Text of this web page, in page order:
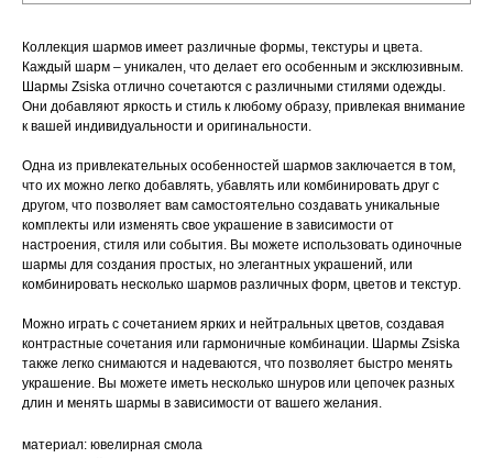
Коллекция шармов имеет различные формы, текстуры и цвета.
Каждый шарм – уникален, что делает его особенным и эксклюзивным.
Шармы Zsiska отлично сочетаются с различными стилями одежды.
Они добавляют яркость и стиль к любому образу, привлекая внимание
к вашей индивидуальности и оригинальности.
Одна из привлекательных особенностей шармов заключается в том,
что их можно легко добавлять, убавлять или комбинировать друг с
другом, что позволяет вам самостоятельно создавать уникальные
комплекты или изменять свое украшение в зависимости от
настроения, стиля или события. Вы можете использовать одиночные
шармы для создания простых, но элегантных украшений, или
комбинировать несколько шармов различных форм, цветов и текстур.
Можно играть с сочетанием ярких и нейтральных цветов, создавая
контрастные сочетания или гармоничные комбинации. Шармы Zsiska
также легко снимаются и надеваются, что позволяет быстро менять
украшение. Вы можете иметь несколько шнуров или цепочек разных
длин и менять шармы в зависимости от вашего желания.
материал: ювелирная смола